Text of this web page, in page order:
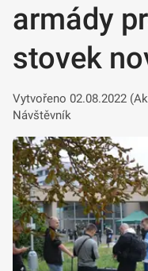
armády
stovek
Vytvořeno 02.08.2022
Návštěvník